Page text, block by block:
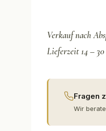
Verkauf nach
Lieferzeit 14 –
Fragen
Wir